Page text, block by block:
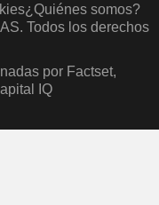
¿Quiénes somos?
Todos los derechos
por Factset,
IQ